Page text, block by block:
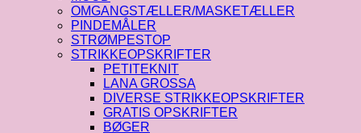
OMGANGSTÆLLER/MASKETÆLLER
PINDEMÅLER
STRØMPESTOP
STRIKKEOPSKRIFTER
PETITEKNIT
LANA GROSSA
DIVERSE STRIKKEOPSKRIFTER
GRATIS OPSKRIFTER
BØGER